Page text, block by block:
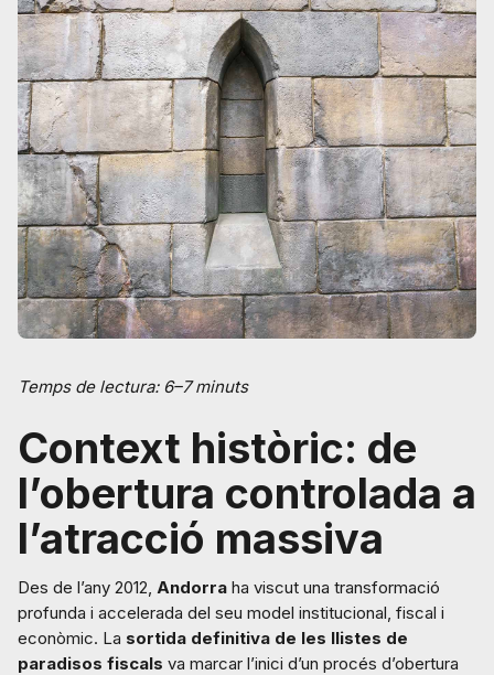
Temps de lectura: 6–7 minuts
Context històric: de
l’obertura controlada a
l’atracció massiva
Des de l’any 2012, Andorra ha viscut una transformació
profunda i accelerada del seu model institucional, fiscal i
econòmic. La sortida definitiva de les llistes de
paradisos fiscals va marcar l’inici d’un procés d’obertura